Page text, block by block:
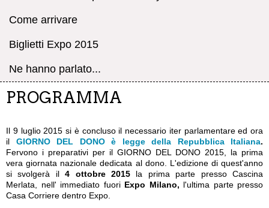
Come arrivare
Biglietti Expo 2015
Ne hanno parlato...
PROGRAMMA
Il 9 luglio 2015 si è concluso il necessario iter parlamentare ed ora
il GIORNO DEL DONO è legge della Repubblica Italiana.
Fervono i preparativi per il GIORNO DEL DONO 2015, la prima
vera giornata nazionale dedicata al dono. L'edizione di quest'anno
si svolgerà il4 ottobre 2015 la prima parte presso Cascina
Merlata, nell' immediato fuori Expo Milano, l'ultima parte presso
Casa Corriere dentro Expo.